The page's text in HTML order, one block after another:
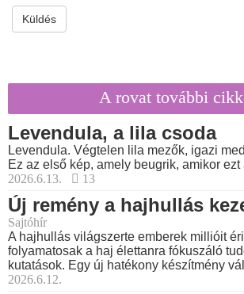
Küldés
A rovat további
Levendula, a lila csoda
Levendula. Végtelen lila mezők, igazi
Ez az első kép, amely beugrik, amikor ezt
2026.6.13.
13
Új remény a hajhullás
Sajtóhír
A hajhullás világszerte emberek millióit
folyamatosak a haj élettanra fókuszáló
kutatások. Egy új hatékony készítmény
2026.6.12.